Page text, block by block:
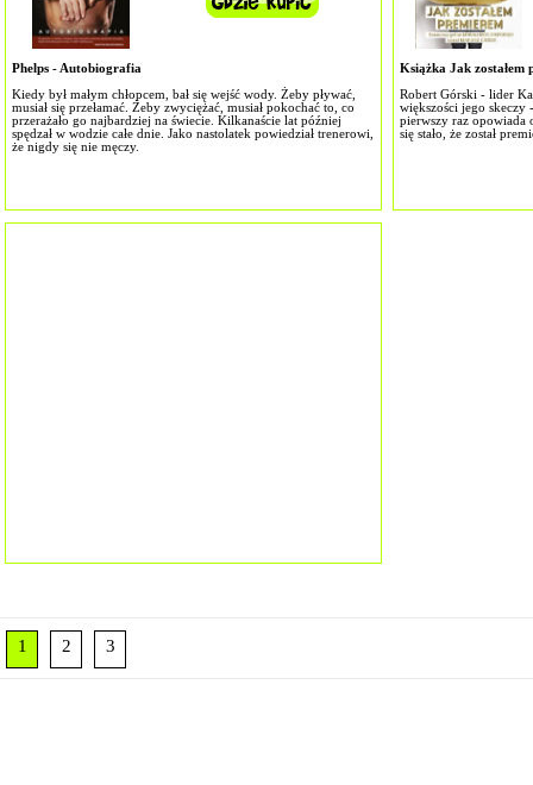
Phelps - Autobiografia
Kiedy był małym chłopcem, bał się wejść wody. Żeby pływać,
musiał się przełamać. Żeby zwyciężać, musiał pokochać to, co
przerażało go najbardziej na świecie. Kilkanaście lat później
spędzał w wodzie całe dnie. Jako nastolatek powiedział trenerowi,
że nigdy się nie męczy.
Książka Jak zostałem
Robert Górski - lider
większości jego
pierwszy raz opowiada
się stało, że został
1 2 3